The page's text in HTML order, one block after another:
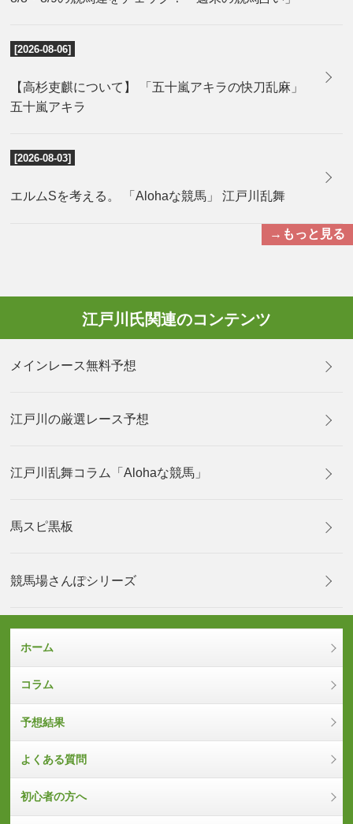
[2026-08-06]
【高杉吏麒について】 「五十嵐アキラの快刀乱麻」
五十嵐アキラ
[2026-08-03]
エルムSを考える。 「Alohaな競馬」 江戸川乱舞
→もっと見る
江戸川氏関連のコンテンツ
メインレース無料予想
江戸川の厳選レース予想
江戸川乱舞コラム「Alohaな競馬」
馬スピ黒板
競馬場さんぽシリーズ
ホーム
コラム
予想結果
よくある質問
初心者の方へ